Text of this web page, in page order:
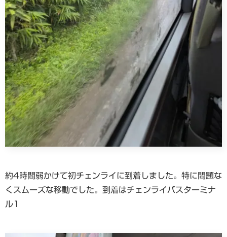
約4時間弱かけて初チェンライに到着しました。特に問題な
くスムーズな移動でした。到着はチェンライバスターミナ
ル1